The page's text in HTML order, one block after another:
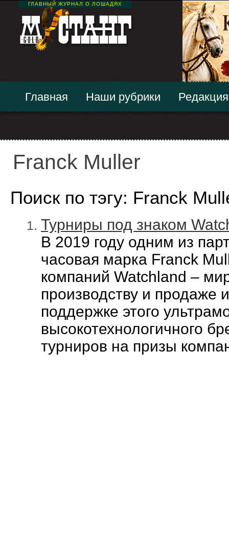
ГЛАВНЫЙ ЖУРНАЛ О ЛОШАДЯХ
Главная Наши рубрики Редакция
Franсk Muller
Поиск по тэгу: Franсk
Турниры под знаком
В 2019 году одним из
часовая марка Franсk
компаний Watchland –
производству и продаже
поддержке этого
высокотехнологичного
турниров на призы